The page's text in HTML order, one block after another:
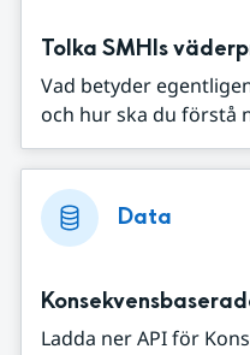
Tolka SMHIs
Vad betyder
och hur ska du förstå
Data
Ladda ner API för